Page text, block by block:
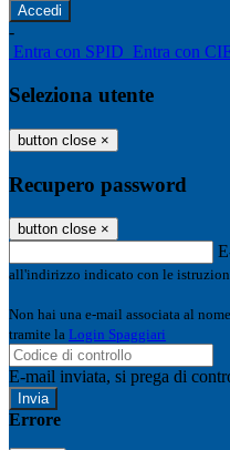
-
Entra con SPID Entra con
Seleziona utente
button close ×
Recupero password
button close ×
all'indirizzo indicato con le
Non hai una e-mail associata al
tramite la Login Spaggiari
E-mail inviata, si prega di
Errore